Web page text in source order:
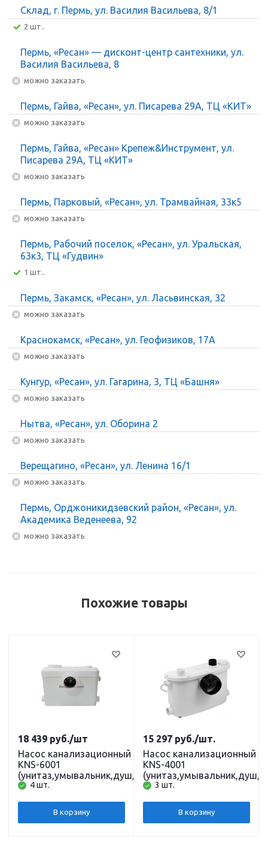
Склад, г. Пермь, ул. Василия Васильева, 8/1
2 шт..
Пермь, «Ресан» — дисконт-центр сантехники, ул.
Василия Васильева, 8
Можно заказать
Пермь, Гайва, «Ресан», ул. Писарева 29А, ТЦ «КИТ»
Можно заказать
Пермь, Гайва, «Ресан» Крепеж&Инструмент, ул.
Писарева 29А, ТЦ «КИТ»
Можно заказать
Пермь, Парковый, «Ресан», ул. Трамвайная, 33к5
Можно заказать
Пермь, Рабочий поселок, «Ресан», ул. Уральская,
63к3, ТЦ «Гудвин»
1 шт..
Пермь, Закамск, «Ресан», ул. Ласьвинская, 32
Можно заказать
Краснокамск, «Ресан», ул. Геофизиков, 17А
Можно заказать
Кунгур, «Ресан», ул. Гагарина, 3, ТЦ «Башня»
Можно заказать
Нытва, «Ресан», ул. Оборина 2
Можно заказать
Верещагино, «Ресан», ул. Ленина 16/1
Можно заказать
Пермь, Орджоникидзевский район, «Ресан», ул.
Академика Веденеева, 92
Можно заказать
Похожие товары
Насос канализационный
KNS-6001
(унитаз,умывальник,душ,ст.
маш, пос. маш) 150 л/ми
4 шт.
18 439 руб./шт
В корзину
Насос канализационный
KNS-4001
маш, пос. маш) 100 л/мин,
3 шт.
15 297 руб./шт.
В корзину